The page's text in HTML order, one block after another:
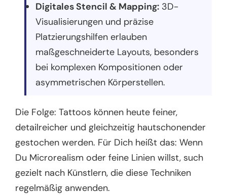
Digitales Stencil & Mapping: 3D-
Visualisierungen und präzise
Platzierungshilfen erlauben
maßgeschneiderte Layouts, besonders
bei komplexen Kompositionen oder
asymmetrischen Körperstellen.
Die Folge: Tattoos können heute feiner,
detailreicher und gleichzeitig hautschonender
gestochen werden. Für Dich heißt das: Wenn
Du Microrealism oder feine Linien willst, such
gezielt nach Künstlern, die diese Techniken
regelmäßig anwenden.